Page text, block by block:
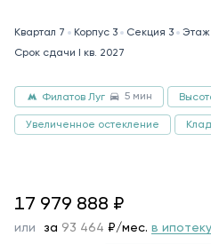
Квартал 7 Корпус 3 Секция 3 Этаж
Срок сдачи I кв. 2027
Филатов Луг 5 мин
Увеличенное остекление
17979888
17 979 888 ₽
или за 93 464 ₽/мес. в ипотеку